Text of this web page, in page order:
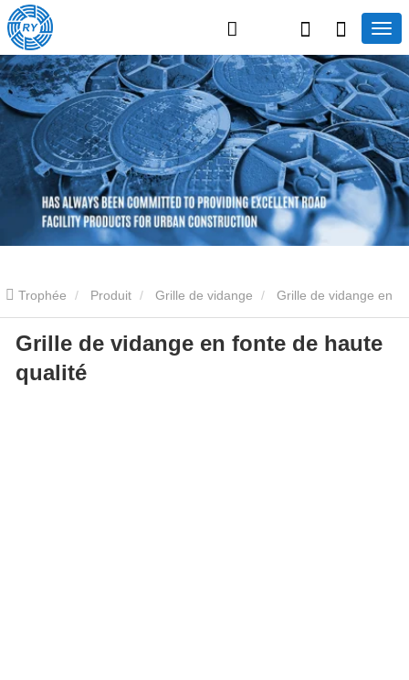
Trophée Produit Grille de vidange Grille de vidange en
fonte Grille de vidange en fonte de haute qualité
Grille de vidange en fonte de haute
qualité